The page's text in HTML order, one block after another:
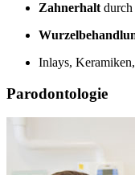
Zahnerhalt
Inlays,
Parodontologie